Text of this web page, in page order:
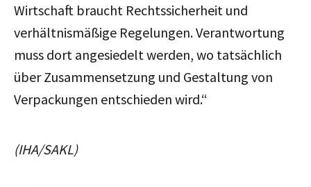
Wirtschaft braucht Rechtssicherheit und
verhältnismäßige Regelungen. Verantwortung
muss dort angesiedelt werden, wo tatsächlich
über Zusammensetzung und Gestaltung von
Verpackungen entschieden wird.“
(IHA/SAKL)